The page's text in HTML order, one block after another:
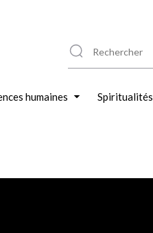
humaines Spiritualités